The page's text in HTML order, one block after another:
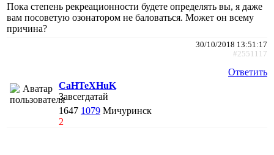
Пока степень рекреационности будете определять вы, я даже
вам посоветую озонатором не баловаться. Может он всему
причина?
30/10/2018 13:51:17
#2551117
Ответить
CaHTeXHuK
Завсегдатай
1647 1079 Мичуринск
2